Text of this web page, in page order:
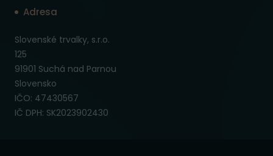
Adresa
Slovenské trvalky, s.r.o.
125
91901 Suchá nad Parnou
Slovensko
IČO: 47430567
IČ DPH: SK2023902430